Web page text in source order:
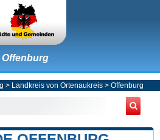
Offenburg
> Landkreis von Ortenaukreis > Offenburg